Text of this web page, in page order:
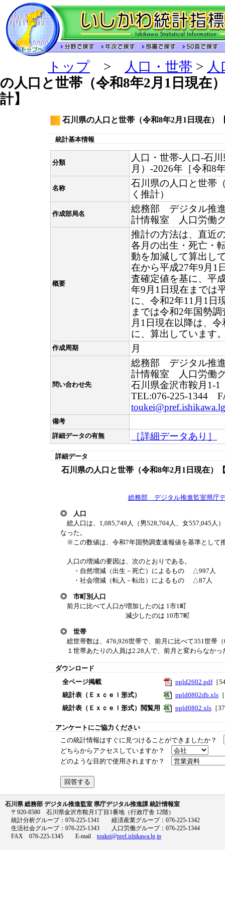
トップ > 人口・世帯 > 人
の人口と世帯（令和8年2月1日現在
計】
石川県の人口と世帯（令和8年2月1日現在）
統計基本情報
分類
人口・世帯-人口-石
月）-2026年［令和8
名称
石川県の人口と世帯
く推計）
作成部局名
総務部 デジタル推
計情報室 人口労働
概要
推計の方法は、直近
各月の出生・死亡・
動を加減して算出し
在から平成27年9月1
査確定値を基に、平
年9月1日現在までは
に、令和2年11月1日
までは令和2年国勢
月1日現在以降は、
に、算出しています
作成周期 月
問い合わせ先
総務部 デジタル推
計情報室 人口労働
石川県金沢市鞍月1-1
TEL:076-225-1344
備考
詳細データの有無 ［詳細データあり］
詳細データ
石川県の人口と世帯（令和8年2月1日現在）
総務部 デジタル推進監室県庁
◎ 人口
総人口は、1,085,749人（男528,704人、女557,045人
なった。
※この数値は、令和7年国勢調査速報値を基準として
人口の増減の要因は、次のとおりである。
・自然増減（出生－死亡）によるもの △997人
・社会増減（転入－転出）によるもの △87人
◎ 市町別人口
前月に比べて人口が増加したのは 1市1町
減少したのは 10市7町
◎ 世帯
総世帯数は、476,926世帯で、前月に比べて351世帯
１世帯あたりの人員は2.28人で、前月と変わらなかっ
ダウンロード
全ページ掲載
ppld2602.pdf［
統計表（Ｅｘｃｅｌ形式）
ppld0802db.xls
統計表（Ｅｘｃｅｌ形式）閲覧用
ppld0802.xls ［
アンケートにご協力ください
この統計情報はすぐに見つけることができましたか？
どちらからアクセスしていますか？
どのような目的で使用されますか？
石川県 総務部 デジタル推進監室 県庁デジタル推進課 統計情報室
〒920-8580 石川県金沢市鞍月1丁目1番地（行政庁舎 12階）
統計分析グループ：076-225-1341 経済産業グループ：076-225-1342
生活社会グループ：076-225-1343 人口労働グループ：076-225-1344
FAX 076-225-1345 E-mail toukei@pref.ishikawa.lg.jp